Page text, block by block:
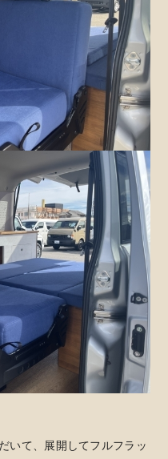
いて、展開してフルフラッ